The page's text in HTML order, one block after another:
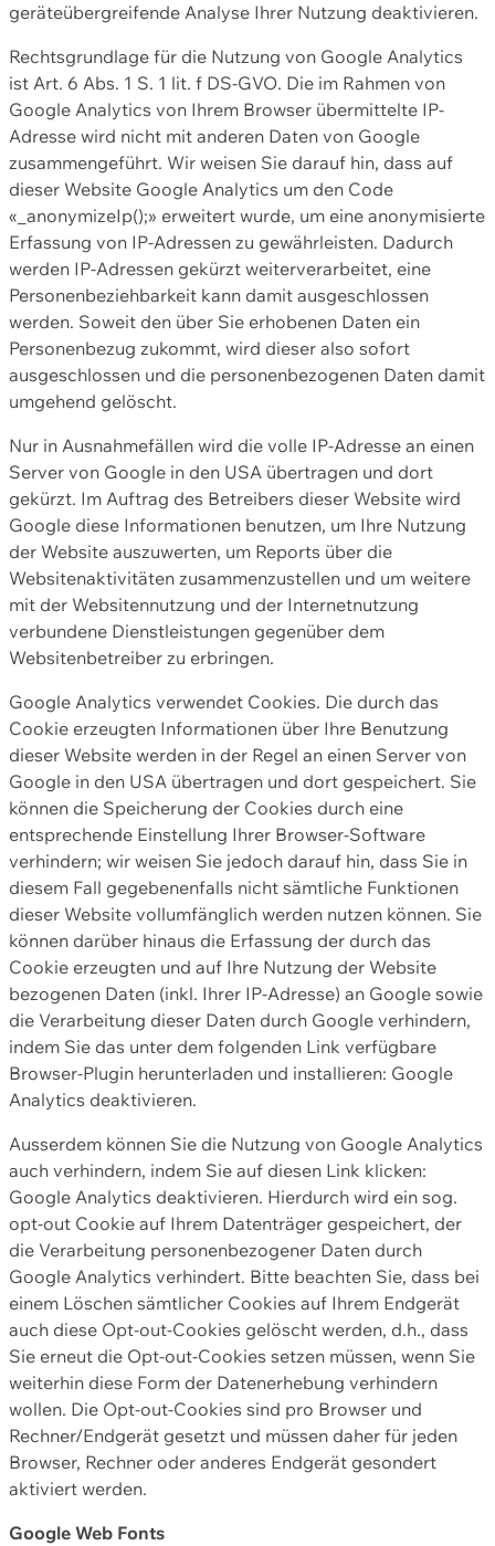
geräteübergreifende Analyse Ihrer Nutzung deaktivieren.
Rechtsgrundlage für die Nutzung von Google Analytics
ist Art. 6 Abs. 1 S. 1 lit. f DS-GVO. Die im Rahmen von
Google Analytics von Ihrem Browser übermittelte IP-
Adresse wird nicht mit anderen Daten von Google
zusammengeführt. Wir weisen Sie darauf hin, dass auf
dieser Website Google Analytics um den Code
«_anonymizeIp();» erweitert wurde, um eine anonymisierte
Erfassung von IP-Adressen zu gewährleisten. Dadurch
werden IP-Adressen gekürzt weiterverarbeitet, eine
Personenbeziehbarkeit kann damit ausgeschlossen
werden. Soweit den über Sie erhobenen Daten ein
Personenbezug zukommt, wird dieser also sofort
ausgeschlossen und die personenbezogenen Daten damit
umgehend gelöscht.
Nur in Ausnahmefällen wird die volle IP-Adresse an einen
Server von Google in den USA übertragen und dort
gekürzt. Im Auftrag des Betreibers dieser Website wird
Google diese Informationen benutzen, um Ihre Nutzung
der Website auszuwerten, um Reports über die
Websitenaktivitäten zusammenzustellen und um weitere
mit der Websitennutzung und der Internetnutzung
verbundene Dienstleistungen gegenüber dem
Websitenbetreiber zu erbringen.
Google Analytics verwendet Cookies. Die durch das
Cookie erzeugten Informationen über Ihre Benutzung
dieser Website werden in der Regel an einen Server von
Google in den USA übertragen und dort gespeichert. Sie
können die Speicherung der Cookies durch eine
entsprechende Einstellung Ihrer Browser-Software
verhindern; wir weisen Sie jedoch darauf hin, dass Sie in
diesem Fall gegebenenfalls nicht sämtliche Funktionen
dieser Website vollumfänglich werden nutzen können. Sie
können darüber hinaus die Erfassung der durch das
Cookie erzeugten und auf Ihre Nutzung der Website
bezogenen Daten (inkl. Ihrer IP-Adresse) an Google sowie
die Verarbeitung dieser Daten durch Google verhindern,
indem Sie das unter dem folgenden Link verfügbare
Browser-Plugin herunterladen und installieren: Google
Analytics deaktivieren.
Ausserdem können Sie die Nutzung von Google Analytics
auch verhindern, indem Sie auf diesen Link klicken:
Google Analytics deaktivieren. Hierdurch wird ein sog.
opt-out Cookie auf Ihrem Datenträger gespeichert, der
die Verarbeitung personenbezogener Daten durch
Google Analytics verhindert. Bitte beachten Sie, dass bei
einem Löschen sämtlicher Cookies auf Ihrem Endgerät
auch diese Opt-out-Cookies gelöscht werden, d.h., dass
Sie erneut die Opt-out-Cookies setzen müssen, wenn Sie
weiterhin diese Form der Datenerhebung verhindern
wollen. Die Opt-out-Cookies sind pro Browser und
Rechner/Endgerät gesetzt und müssen daher für jeden
Browser, Rechner oder anderes Endgerät gesondert
aktiviert werden.
Google Web Fonts